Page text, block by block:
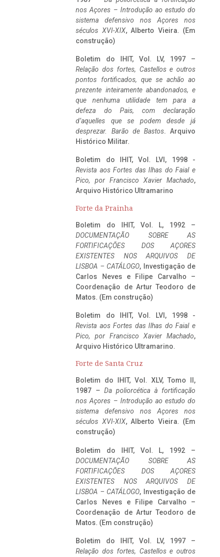
nos Açores – Introdução ao estudo do
sistema defensivo nos Açores nos
séculos XVI-XIX, Alberto Vieira. (Em
construção)
Boletim do IHIT, Vol. LV, 1997 –
Relação dos fortes, Castellos e outros
pontos fortificados, que se achão ao
prezente inteiramente abandonados, e
que nenhuma utilidade tem para a
defeza do Pais, com declaração
d’aquelles que se podem desde já
desprezar. Barão de Bastos. Arquivo
Histórico Militar.
Boletim do IHIT, Vol. LVI, 1998 -
Revista aos Fortes das Ilhas do Faial e
Pico, por Francisco Xavier Machado,
Arquivo Histórico Ultramarino
Forte da Prainha
Boletim do IHIT, Vol. L, 1992 –
DOCUMENTAÇÃO SOBRE AS
FORTIFICAÇÕES DOS AÇORES
EXISTENTES NOS ARQUIVOS DE
LISBOA – CATÁLOGO, Investigação de
Carlos Neves e Filipe Carvalho –
Coordenação de Artur Teodoro de
Matos. (Em construção)
Boletim do IHIT, Vol. LVI, 1998 -
Revista aos Fortes das Ilhas do Faial e
Pico, por Francisco Xavier Machado,
Arquivo Histórico Ultramarino.
Forte de Santa Cruz
Boletim do IHIT, Vol. XLV, Tomo II,
1987 – Da poliorcética à fortificação
nos Açores – Introdução ao estudo do
sistema defensivo nos Açores nos
séculos XVI-XIX, Alberto Vieira. (Em
construção)
Boletim do IHIT, Vol. L, 1992 –
DOCUMENTAÇÃO SOBRE AS
FORTIFICAÇÕES DOS AÇORES
EXISTENTES NOS ARQUIVOS DE
LISBOA – CATÁLOGO, Investigação de
Carlos Neves e Filipe Carvalho –
Coordenação de Artur Teodoro de
Matos. (Em construção)
Boletim do IHIT, Vol. LV, 1997 –
Relação dos fortes, Castellos e outros